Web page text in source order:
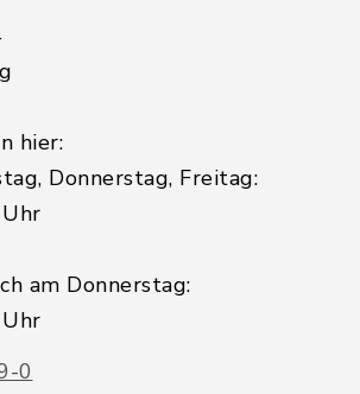
hier:
Donnerstag, Freitag:
am Donnerstag:
0